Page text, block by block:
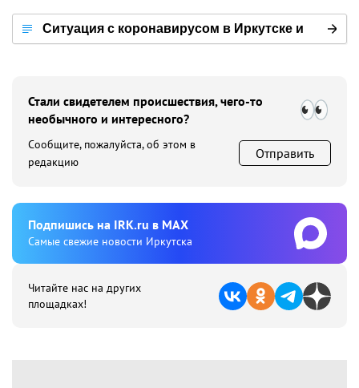
Ситуация с коронавирусом в Иркутске и
Стали свидетелем происшествия, чего-то
необычного и интересного?
Сообщите, пожалуйста, об этом в
редакцию
Отправить
Подпишиcь на IRK.ru в MAX
Cамые свежие новости Иркутска
Читайте нас на других
площадках!